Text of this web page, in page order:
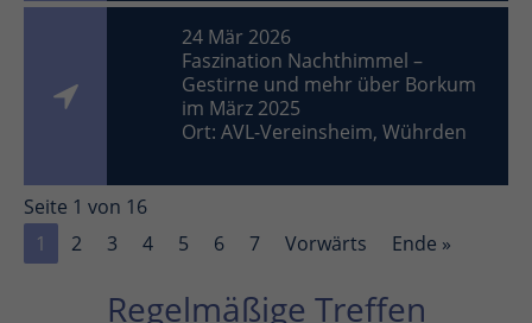
24 Mär 2026
Faszination Nachthimmel –
Gestirne und mehr über Borkum
im März 2025
Ort: AVL-Vereinsheim, Wührden
Seite 1 von 16
1
2 3 4 5 6 7 Vorwärts Ende »
Regelmäßige Treffen